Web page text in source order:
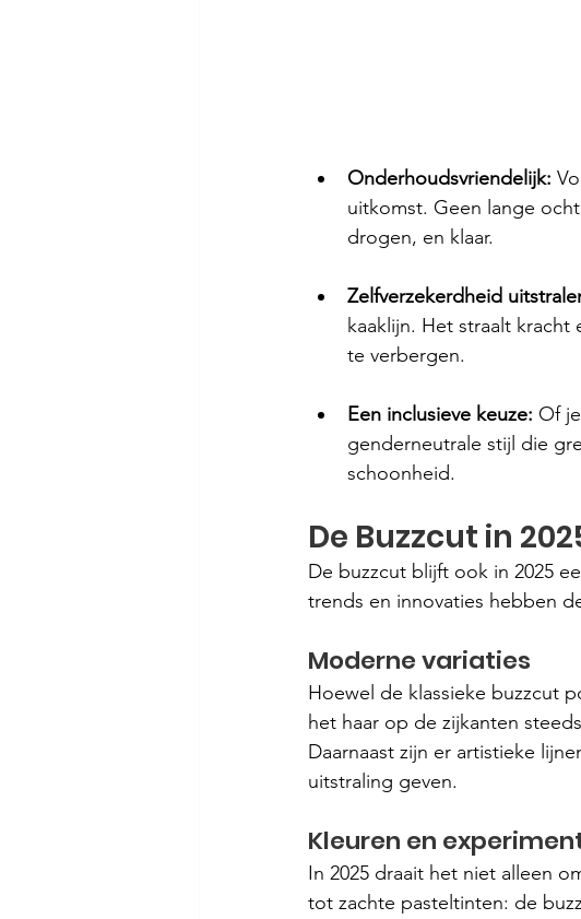
Onderhoudsvriendelijk:
uitkomst. Geen lange
drogen, en klaar.
Zelfverzekerdheid
kaaklijn. Het straalt
te verbergen.
Een inclusieve keuze: Of
genderneutrale stijl die
schoonheid.
De Buzzcut in
De buzzcut blijft ook in 2025
trends en innovaties hebben
Moderne variaties
Hoewel de klassieke buzzcut
het haar op de zijkanten
Daarnaast zijn er artistieke
uitstraling geven.
Kleuren en
In 2025 draait het niet alleen
tot zachte pasteltinten: de